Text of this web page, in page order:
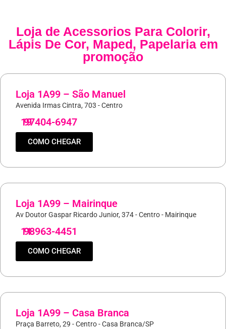
Loja de Acessorios Para Colorir,
Lápis De Cor, Maped, Papelariaem
promoção
Loja 1A99 – São Manuel
Avenida Irmas Cintra, 703 - Centro
19
97404-6947
COMO CHEGAR
Loja 1A99 – Mairinque
Av Doutor Gaspar Ricardo Junior, 374 - Centro - Mairinque
11
98963-4451
COMO CHEGAR
Loja 1A99 – Casa Branca
Praça Barreto, 29 - Centro - Casa Branca/SP